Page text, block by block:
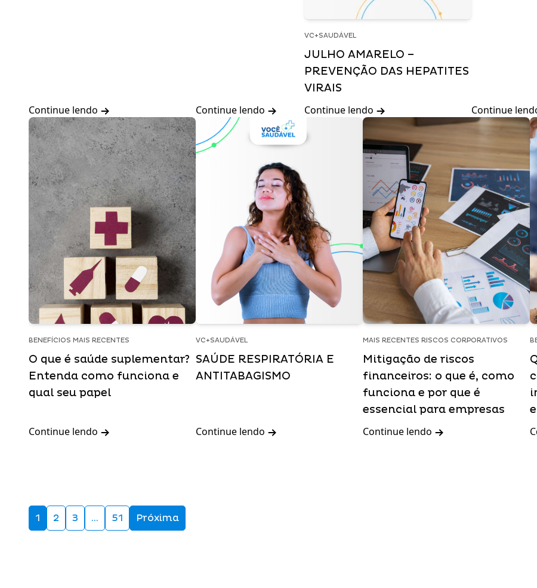
Continue lendo Continue lendo
VC+SAUDÁVEL
JULHO AMARELO –
PREVENÇÃO DAS HEPATITES
VIRAIS
Continue lendo Continue
BENEFÍCIOS MAIS RECENTES
O que é saúde suplementar?
Entenda como funciona e
qual seu papel
Continue lendo
VC+SAUDÁVEL
SAÚDE RESPIRATÓRIA E
ANTITABAGISMO
Continue lendo
MAIS RECENTES RISCOS CORPORATIVOS
Mitigação de riscos
financeiros: o que é, como
funciona e por que é
essencial para empresas
Continue lendo
1 2 3 … 51 Próxima